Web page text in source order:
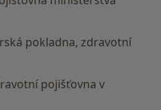
pokladna, zdravotní
pojišťovna v